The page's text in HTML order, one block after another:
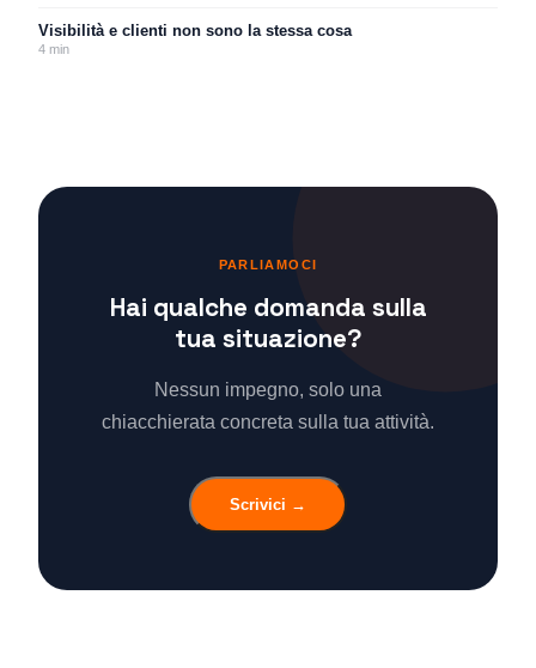
Visibilità e clienti non sono la stessa cosa
4 min
PARLIAMOCI
Hai qualche domanda sulla
tua situazione?
Nessun impegno, solo una
chiacchierata concreta sulla tua attività.
Scrivici →